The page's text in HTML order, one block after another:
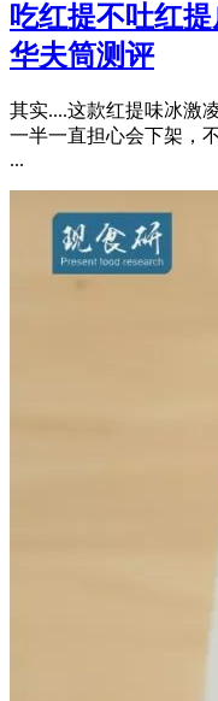
吃红提不吐红
华夫筒测评
其实....这款红提味冰激
一半一直担心会下架，
...